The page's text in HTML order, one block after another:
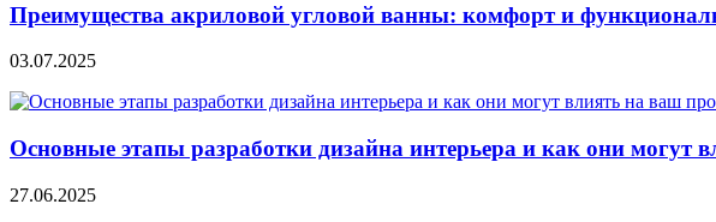
Преимущества акриловой угловой ванны: комфорт и
03.07.2025
Основные этапы разработки дизайна интерьера и как они могут
27.06.2025